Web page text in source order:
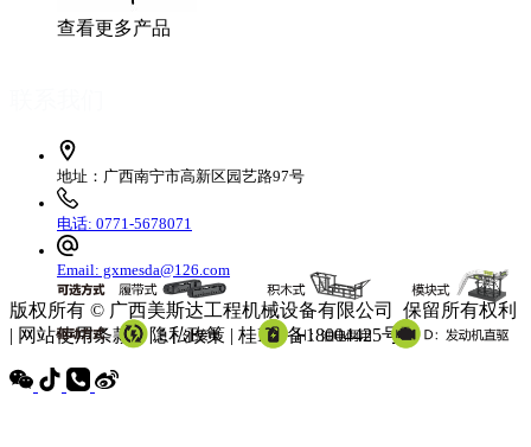
查看更多产品
地址：广西南宁市高新区园艺路97号
电话: 0771-5678071
Email: gxmesda@126.com
版权所有 © 广西美斯达工程机械设备有限公司 保留所有权利
| 网站使用条款 | 隐私政策 | 桂ICP备18004425号-3